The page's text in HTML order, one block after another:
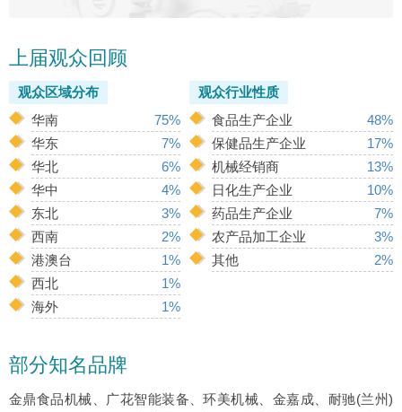
上届观众回顾
观众区域分布
华南
75%
华东
7%
华北
6%
华中
4%
东北
3%
西南
2%
港澳台
1%
西北
1%
海外
1%
观众行业性质
食品生产企业
48%
保健品生产企业
17%
机械经销商
13%
日化生产企业
10%
药品生产企业
7%
农产品加工企业
3%
其他
2%
部分知名品牌
金鼎食品机械、广花智能装备、环美机械、金嘉成、耐驰(兰州)